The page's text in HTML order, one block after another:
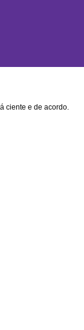
ciente e de acordo.